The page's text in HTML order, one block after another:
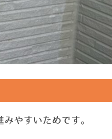
やすいためです。